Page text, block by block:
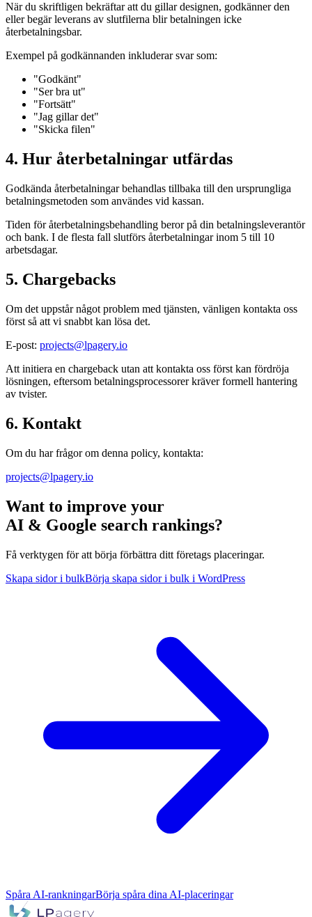
När du skriftligen bekräftar att du gillar designen, godkänner den
eller begär leverans av slutfilerna blir betalningen icke
återbetalningsbar.
Exempel på godkännanden inkluderar svar som:
"Godkänt"
"Ser bra ut"
"Fortsätt"
"Jag gillar det"
"Skicka filen"
4. Hur återbetalningar utfärdas
Godkända återbetalningar behandlas tillbaka till den ursprungliga
betalningsmetoden som användes vid kassan.
Tiden för återbetalningsbehandling beror på din betalningsleverantör
och bank. I de flesta fall slutförs återbetalningar inom 5 till 10
arbetsdagar.
5. Chargebacks
Om det uppstår något problem med tjänsten, vänligen kontakta oss
först så att vi snabbt kan lösa det.
E-post: projects@lpagery.io
Att initiera en chargeback utan att kontakta oss först kan fördröja
lösningen, eftersom betalnings­processorer kräver formell hantering
av tvister.
6. Kontakt
Om du har frågor om denna policy, kontakta:
projects@lpagery.io
Want to improve your
AI & Google search rankings?
Få verktygen för att börja förbättra ditt företags placeringar.
Skapa sidor i bulkBörja skapa sidor i bulk i WordPress
Spåra AI-rankningarBörja spåra dina AI-placeringar